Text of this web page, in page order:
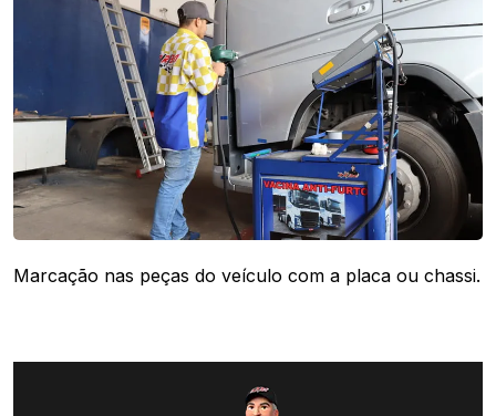
Marcação nas peças do veículo com a placa ou chassi.